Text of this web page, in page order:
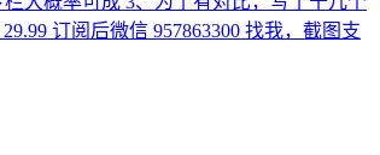
订阅后微信 957863300 找我，截图支